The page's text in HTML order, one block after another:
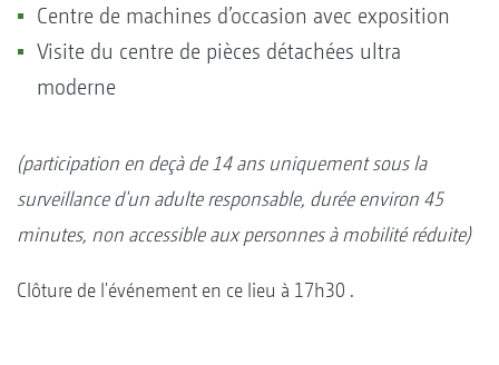
Centre de machines d’occasion avec exposition
Visite du centre de pièces détachées ultra
moderne
(participation en deçà de 14 ans uniquement sous la
surveillance d'un adulte responsable, durée environ 45
minutes, non accessible aux personnes à mobilité réduite)
Clôture de l'événement en ce lieu à 17h30 .